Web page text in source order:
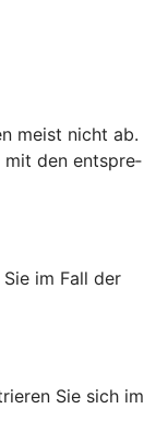
meist nicht ab.
mit den entspre­
im Fall der
Sie sich im